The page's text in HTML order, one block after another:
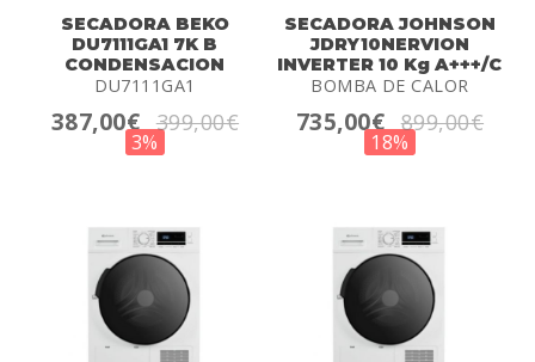
SECADORA BEKO
DU7111GA1 7K B
CONDENSACION
DU7111GA1
387,00€ 399,00€
3%
SECADORA JOHNSON
JDRY10NERVION
INVERTER 10 Kg A+++/C
BOMBA DE CALOR
735,00€ 899,00€
18%